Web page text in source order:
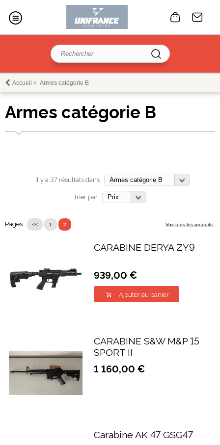
Accueil > Armes catégorie B
Armes catégorie B
Il y a 37 résultats dans :
Trier par :
Pages : << 1 2 Voir tous les produits
CARABINE DERYA ZY9
939,00 €
Ajouter au panier
CARABINE S&W M&P 15
SPORT II
1 160,00 €
Carabine AK 47 GSG47